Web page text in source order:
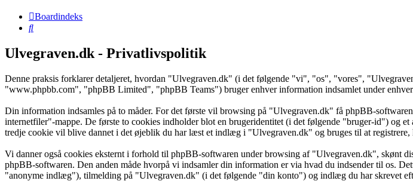
Boardindeks
Søg
Ulvegraven.dk - Privatlivspolitik
Denne praksis forklarer detaljeret, hvordan "Ulvegraven.dk" (i det følgende "vi", "os", "vores",
"www.phpbb.com", "phpBB Limited", "phpBB Teams") bruger enhver information indsamlet under
Din information indsamles på to måder. For det første vil browsing på "Ulvegraven.dk" få phpBB-
internetfiler"-mappe. De første to cookies indholder blot en brugeridentitet (i det følgende "bruger-id") og
tredje cookie vil blive dannet i det øjeblik du har læst et indlæg i "Ulvegraven.dk" og bruges til at
Vi danner også cookies eksternt i forhold til phpBB-softwaren under browsing af "Ulvegraven.dk", skønt
phpBB-softwaren. Den anden måde hvorpå vi indsamler din information er via hvad du indsender til os.
"anonyme indlæg"), tilmelding på "Ulvegraven.dk" (i det følgende "din konto") og indlæg du har skrevet